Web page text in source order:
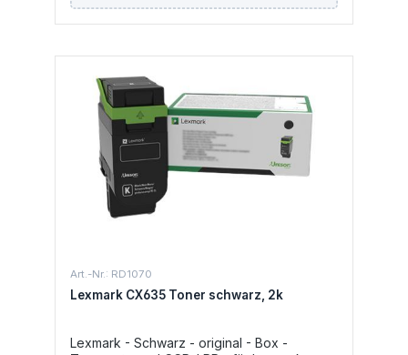
Art.-Nr.: RD1070
Lexmark CX635 Toner schwarz, 2k
Lexmark - Schwarz - original - Box -